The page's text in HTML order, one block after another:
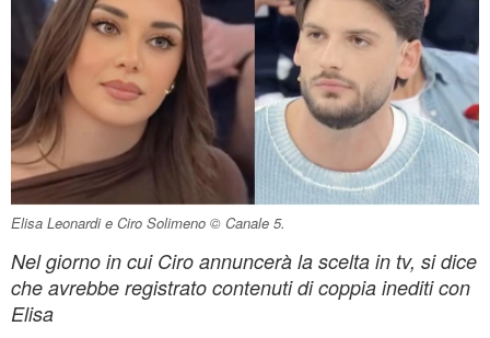
Elisa Leonardi e Ciro Solimeno © Canale 5.
Nel giorno in cui Ciro annuncerà la scelta in tv, si dice
che avrebbe registrato contenuti di coppia inediti con
Elisa